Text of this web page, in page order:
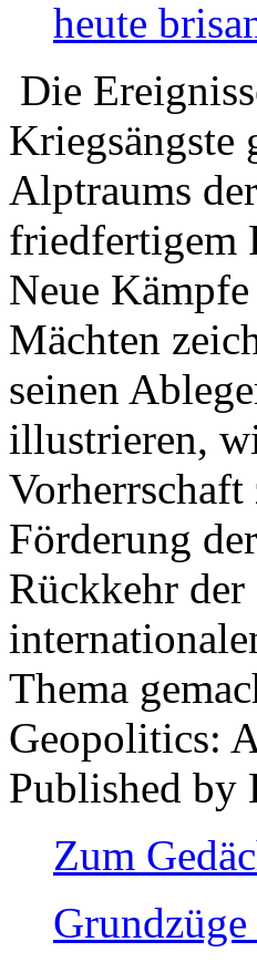
heute
Die
Kriegsängste
Alptraums
friedfertigem
Neue
Mächten
seinen
illustrieren,
Förderung
Rückkehr
Thema
Geopolitics:
Published
Zum